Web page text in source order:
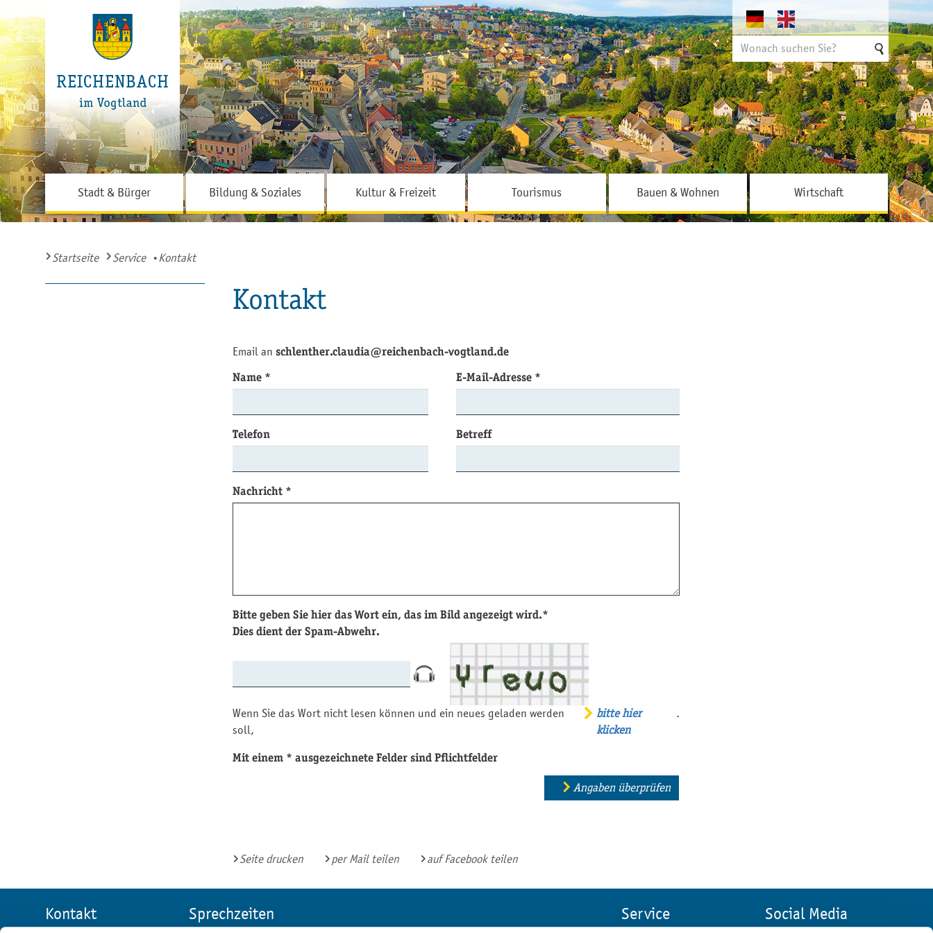
Hauptinhalt Fußbereich
Suchen
nach
Stadt & Bürger Bildung & Soziales Kultur & Freizeit Tourismus Bauen & Wohnen Wirtschaft
Startseite Service Kontakt
Kontakt
Email anschlenther.claudia@reichenbach-vogtland.de
Name * E-Mail-Adresse *
Telefon Betreff
Nachricht *
Bitte geben Sie hier das Wort ein, das im Bild angezeigt wird.*
Dies dient der Spam-Abwehr.
Wenn Sie das Wort nicht lesen können und ein neues geladen werden
soll,
bitte hier
klicken
.
Mit einem * ausgezeichnete Felder sind Pflichtfelder
Angaben überprüfen
Seite drucken per Mail teilen auf Facebook teilen
Kontakt Sprechzeiten Service Social Media